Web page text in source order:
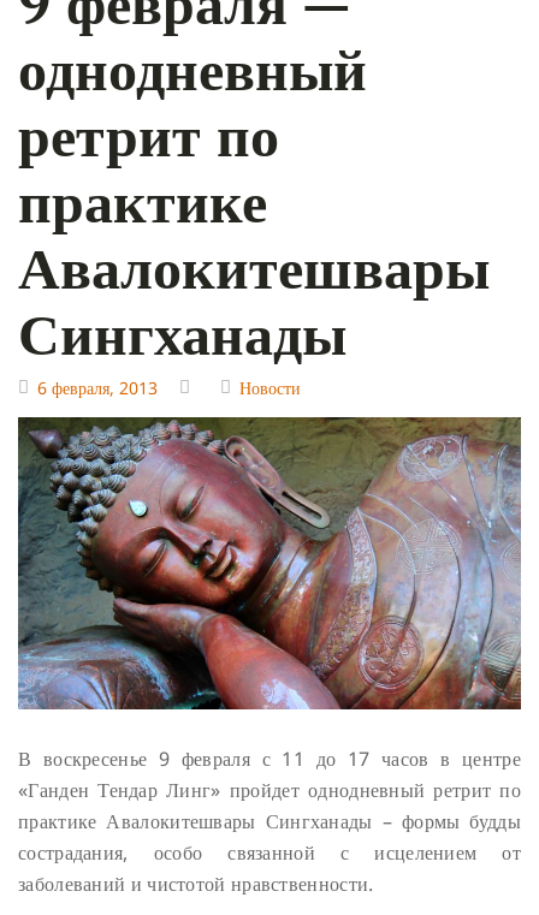
однодневный
ретрит по
практике
Авалокитешвары
Сингханады
6 февраля, 2013 Новости
В воскресенье 9 февраля с 11 до 17 часов в центре
«Ганден Тендар Линг» пройдет однодневный ретрит по
практике Авалокитешвары Сингханады – формы будды
сострадания, особо связанной с исцелением от
заболеваний и чистотой нравственности.